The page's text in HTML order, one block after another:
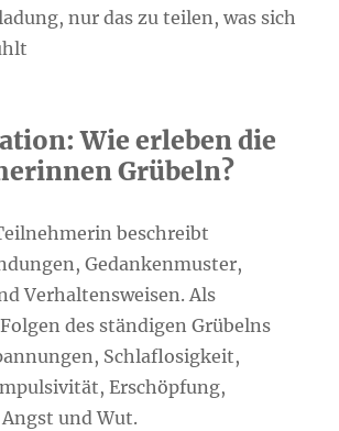
nur das zu teilen, was sich
Wie erleben die
Grübeln?
beschreibt
Gedankenmuster,
Verhaltensweisen. Als
des ständigen Grübelns
Schlaflosigkeit,
Erschöpfung,
und Wut.